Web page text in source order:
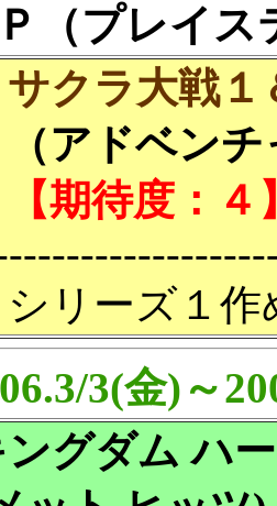
Ｐ（プレイ
サクラ大戦１
アドベンチ
【期待度：４
リーズ１作
3(金)～
ングダム ハ